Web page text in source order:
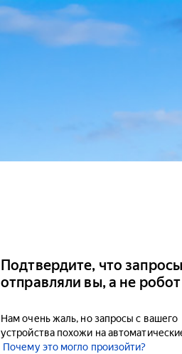
Подтвердите, что запросы
отправляли вы, а не робот
Нам очень жаль, но запросы с вашего
устройства похожи на
Почему это могло произойти?